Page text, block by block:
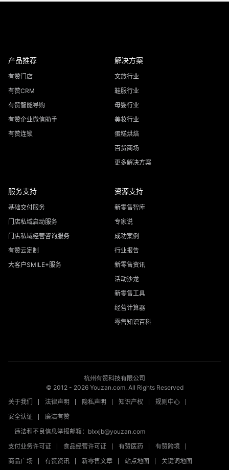
产品推荐
有赞门店
有赞CRM
有赞智能导购
有赞企业微信助手
有赞连锁
解决方案
文旅行业
鞋服行业
母婴行业
美妆行业
蛋糕烘焙
百货商场
更多解决方案
服务支持
基础交付服务
门店私域启动服务
门店私域经营咨询服务
有赞云定制
大客户SMILE+服务
资源支持
新零售智库
专家说
成功案例
行业报告
新零售资讯
活动沙龙
新零售工具
经营计算器
零售知识百科
杭州有赞科技有限公司
© 2012 - 2026Youzan.com. All Rights Reserved
关于我们
法律声明 隐私声明 知识产权
规则中心
安全认证
廉洁有赞
违法和不良信息举报邮箱：blxxjb@youzan.com
支付业务许可证
食品经营许可证 有赞医药
有赞跨境
商品广场
有赞资讯 新零售文章 站点地图 关键词地图